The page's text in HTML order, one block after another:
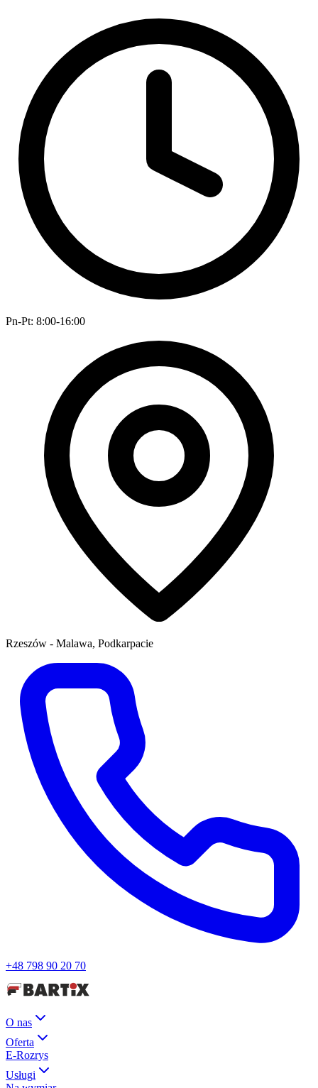
Pn-Pt: 8:00-16:00
Rzeszów - Malawa, Podkarpacie
+48 798 90 20 70
O nas
Oferta
E-Rozrys
Usługi